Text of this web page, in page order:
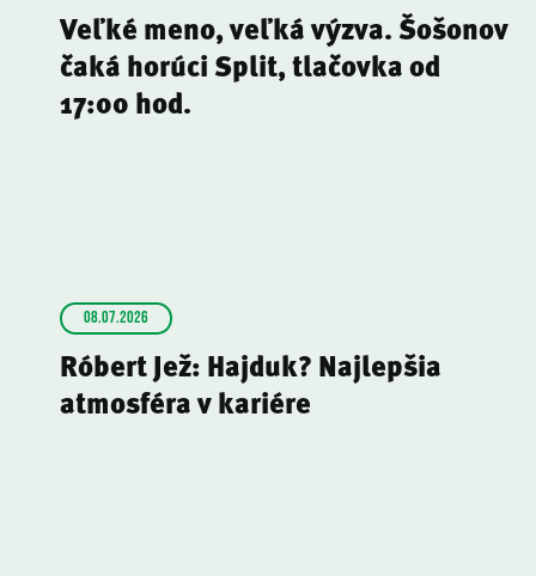
Veľké meno, veľká výzva. Šošonov
čaká horúci Split, tlačovka od
17:00 hod.
08.07.2026
Róbert Jež: Hajduk? Najlepšia
atmosféra v kariére